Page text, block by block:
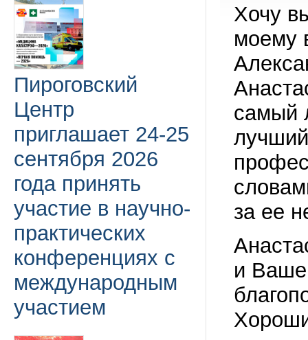
Пироговский
Центр
приглашает 24-25
сентября 2026
года принять
участие в научно-
практических
конференциях с
международным
участием
Хочу
моему
самый
за ее
и